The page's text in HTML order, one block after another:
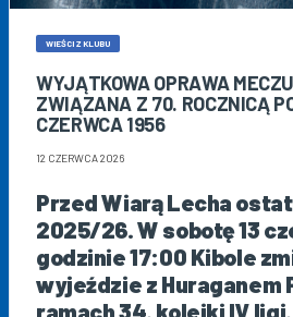
WIEŚCI Z KLUBU
WYJĄTKOWA OPRAWA
ZWIĄZANA Z 70. ROCZNICĄ
CZERWCA 1956
12 CZERWCA 2026
Przed Wiarą Lecha
2025/26. W sobotę 13
godzinie 17:00 Kibole
wyjeździe z Huraganem
ramach 34. kolejki IV